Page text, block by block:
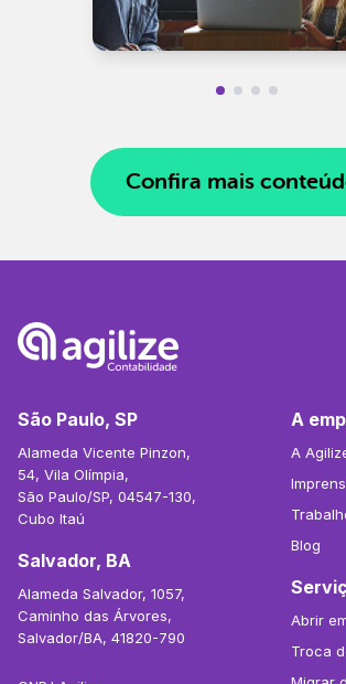
Confira mais
São Paulo, SP
Alameda Vicente Pinzon,
54, Vila Olímpia,
São Paulo/SP, 04547-130,
Cubo Itaú
Salvador, BA
Alameda Salvador, 1057,
Caminho das Árvores,
Salvador/BA, 41820-790
A
A
Blog
Abrir
Troca